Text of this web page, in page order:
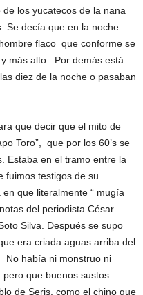
los yucatecos de la nana
Se decía que en la noche
flaco que conforme se
más alto. Por demás está
diez de la noche o pasaban
que decir que el mito de
Toro”, que por los 60’s se
Estaba en el tramo entre la
fuimos testigos de su
que literalmente “ mugía
del periodista César
Silva. Después se supo
era criada aguas arriba del
No había ni monstruo ni
que buenos sustos
de Seris, como el chino que